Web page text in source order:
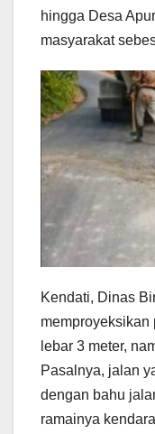
hingga Desa
masyarakat
Kendati, Dinas
memproyeksikan
lebar 3 meter,
Pasalnya, jalan
dengan bahu
ramainya